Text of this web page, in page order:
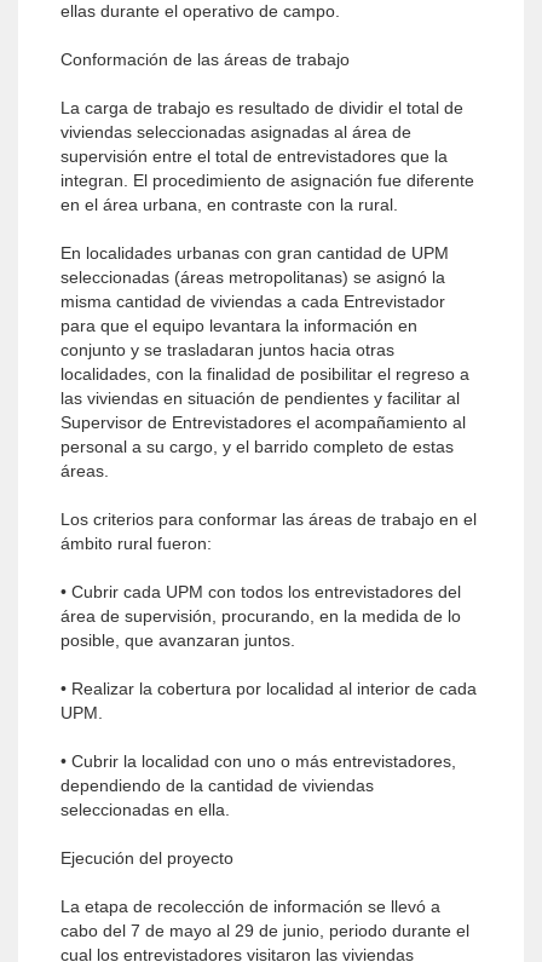
ellas durante el operativo de campo.
Conformación de las áreas de trabajo
La carga de trabajo es resultado de dividir el total de
viviendas seleccionadas asignadas al área de
supervisión entre el total de entrevistadores que la
integran. El procedimiento de asignación fue diferente
en el área urbana, en contraste con la rural.
En localidades urbanas con gran cantidad de UPM
seleccionadas (áreas metropolitanas) se asignó la
misma cantidad de viviendas a cada Entrevistador
para que el equipo levantara la información en
conjunto y se trasladaran juntos hacia otras
localidades, con la finalidad de posibilitar el regreso a
las viviendas en situación de pendientes y facilitar al
Supervisor de Entrevistadores el acompañamiento al
personal a su cargo, y el barrido completo de estas
áreas.
Los criterios para conformar las áreas de trabajo en el
ámbito rural fueron:
• Cubrir cada UPM con todos los entrevistadores del
área de supervisión, procurando, en la medida de lo
posible, que avanzaran juntos.
• Realizar la cobertura por localidad al interior de cada
UPM.
• Cubrir la localidad con uno o más entrevistadores,
dependiendo de la cantidad de viviendas
seleccionadas en ella.
Ejecución del proyecto
La etapa de recolección de información se llevó a
cabo del 7 de mayo al 29 de junio, periodo durante el
cual los entrevistadores visitaron las viviendas